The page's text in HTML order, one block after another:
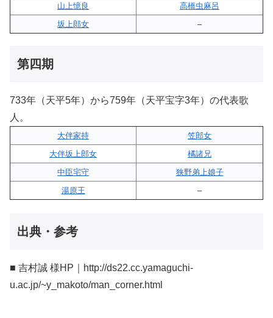
山上憶良
高橋虫麻呂
坂上郎女
–
第四期
733年（天平5年）から759年（天平宝字3年）の代表歌
人。
大伴家持
笠郎女
大伴坂上郎女
橘諸兄
中臣宅守
狭野弟上娘子
湯原王
–
出典・参考
■ 吉村誠 様HP｜http://ds22.cc.yamaguchi-
u.ac.jp/~y_makoto/man_corner.html